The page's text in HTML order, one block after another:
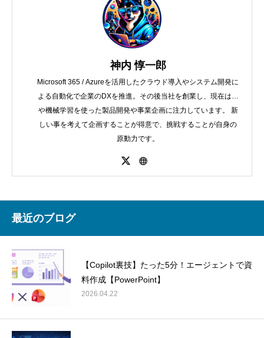
神内 惇一郎
Microsoft 365 / Azureを活用したクラウド導入やシステム開発に
よる自動化で企業のDXを推進。その後当社を創業し、現在はAI
や機械学習を使った製品開発や事業企画に注力しています。 新
しい事を考えて企画することが得意で、挑戦することが自身の
原動力です。
最近のブログ
【Copilot裏技】たった5分！エージェントで資
料作成【PowerPoint】
2026.04.22